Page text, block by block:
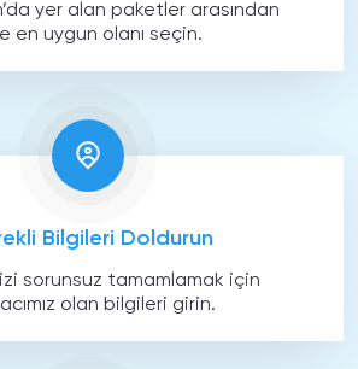
yer alan paketler arasından
en uygun olanı seçin.
Bilgileri Doldurun
sorunsuz tamamlamak için
olan bilgileri girin.